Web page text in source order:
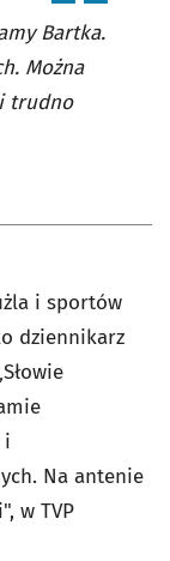
Bartka.
Można
trudno
i sportów
dziennikarz
i
Na antenie
w TVP